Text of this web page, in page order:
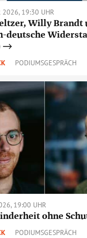
2026, 19:30 UHR
Willy Brandt
deutsche
PODIUMSGESPRÄCH
19:00 UHR
ohne
PODIUMSGESPRÄCH